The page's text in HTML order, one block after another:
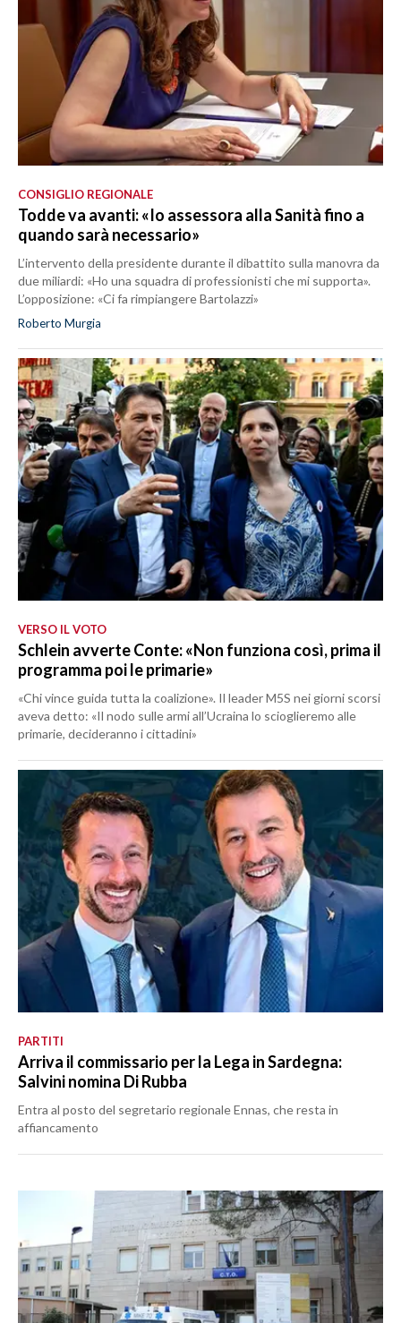
CONSIGLIO REGIONALE
Todde va avanti: «Io assessora alla Sanità fino a
quando sarà necessario»
L’intervento della presidente durante il dibattito sulla manovra da
due miliardi: «Ho una squadra di professionisti che mi supporta».
L’opposizione: «Ci fa rimpiangere Bartolazzi»
Roberto Murgia
VERSO IL VOTO
Schlein avverte Conte: «Non funziona così, prima il
programma poi le primarie»
«Chi vince guida tutta la coalizione». Il leader M5S nei giorni scorsi
aveva detto: «Il nodo sulle armi all’Ucraina lo scioglieremo alle
primarie, decideranno i cittadini»
PARTITI
Arriva il commissario per la Lega in Sardegna:
Salvini nomina Di Rubba
Entra al posto del segretario regionale Ennas, che resta in
affiancamento